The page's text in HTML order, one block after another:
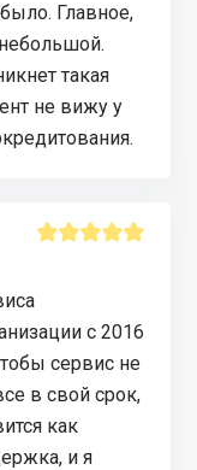
Главное,
такая
не вижу у
с 2016
сервис не
в свой срок,
как
и я